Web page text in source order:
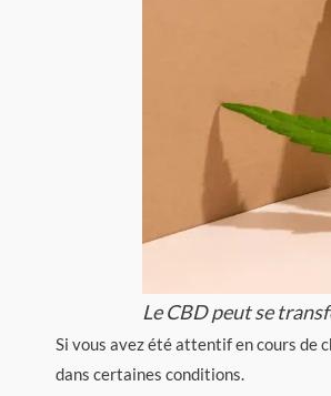
Le CBD peut se
Si vous avez été attentif en cours de
dans certaines conditions.